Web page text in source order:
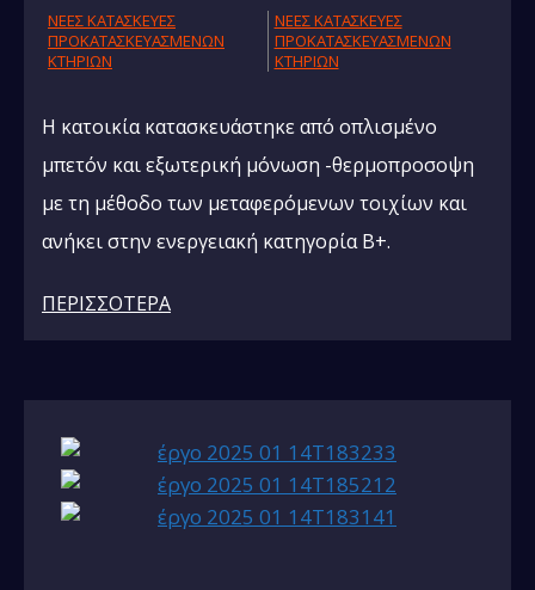
NΕΕΣ ΚΑΤΑΣΚΕΥΕΣ
ΠΡΟΚΑΤΑΣΚΕΥΑΣΜΕΝΩΝ
ΚΤΗΡΙΩΝ
NΕΕΣ ΚΑΤΑΣΚΕΥΕΣ
ΠΡΟΚΑΤΑΣΚΕΥΑΣΜΕΝΩΝ
ΚΤΗΡΙΩΝ
Η κατοικία κατασκευάστηκε από οπλισμένο
μπετόν και εξωτερική μόνωση -θερμοπροσοψη
με τη μέθοδο των μεταφερόμενων τοιχίων και
ανήκει στην ενεργειακή κατηγορία Β+.
ΠΕΡΙΣΣΟΤΕΡΑ